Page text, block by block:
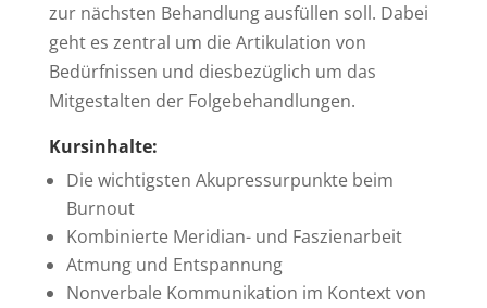
zur nächsten Behandlung ausfüllen soll. Dabei
geht es zentral um die Artikulation von
Bedürfnissen und diesbezüglich um das
Mitgestalten der Folgebehandlungen.
Kursinhalte:
Die wichtigsten Akupressurpunkte beim
Burnout
Kombinierte Meridian- und Faszienarbeit
Atmung und Entspannung
Nonverbale Kommunikation im Kontext von